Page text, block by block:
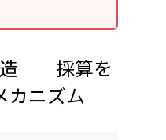
造──採算を
カニズム